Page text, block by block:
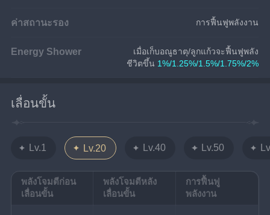
ค่าสถานะรอง การฟื้นฟูพลังงาน
Energy Shower
เมื่อเก็บอณูธาตุ/ลูกแก้วจะฟื้นฟูพลัง
ชีวิตขึ้น 1%/1.25%/1.5%/1.75%/2%
เลื่อนขั้น
Lv.1 Lv.20 Lv.40 Lv.50
พลังโจมตีก่อน
เลื่อนขั้น
พลังโจมตีหลัง
เลื่อนขั้น
การฟื้นฟู
พลังงาน